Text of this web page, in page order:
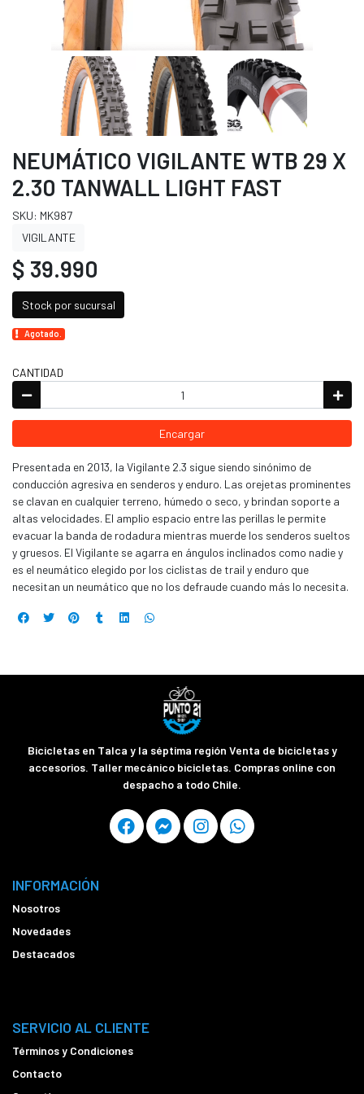
NEUMÁTICO VIGILANTE WTB 29 X
2.30 TANWALL LIGHT FAST
SKU: MK987
VIGILANTE
$ 39.990
Stock por sucursal
Agotado.
CANTIDAD
Encargar
Presentada en 2013, la Vigilante 2.3 sigue siendo sinónimo de
conducción agresiva en senderos y enduro. Las orejetas prominentes
se clavan en cualquier terreno, húmedo o seco, y brindan soporte a
altas velocidades. El amplio espacio entre las perillas le permite
evacuar la banda de rodadura mientras muerde los senderos sueltos
y gruesos. El Vigilante se agarra en ángulos inclinados como nadie y
es el neumático elegido por los ciclistas de trail y enduro que
necesitan un neumático que no los defraude cuando más lo necesita.
Bicicletas en Talca y la séptima región Venta de bicicletas y
accesorios. Taller mecánico bicicletas. Compras online con
despacho a todo Chile.
INFORMACIÓN
Nosotros
Novedades
Destacados
SERVICIO AL CLIENTE
Términos y Condiciones
Contacto